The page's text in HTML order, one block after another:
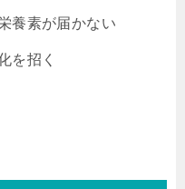
養素が届かない
を招く